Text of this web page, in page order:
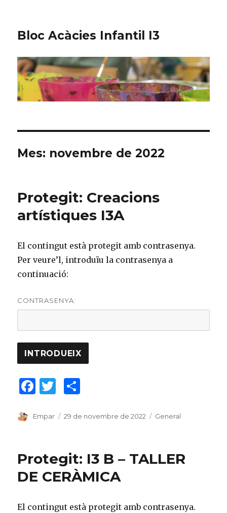
Bloc Acàcies Infantil I3
Mes: novembre de 2022
Protegit: Creacions
artístiques I3A
El contingut està protegit amb contrasenya.
Per veure’l, introduïu la contrasenya a
continuació:
CONTRASENYA:
F
c
b
o
o
k
T
it
r
m
ar
te
ix
Author
Empar
Posted
29 de novembre de 2022 Categories
General
Protegit: I3 B – TALLER
DE CERÀMICA
El contingut està protegit amb contrasenya.